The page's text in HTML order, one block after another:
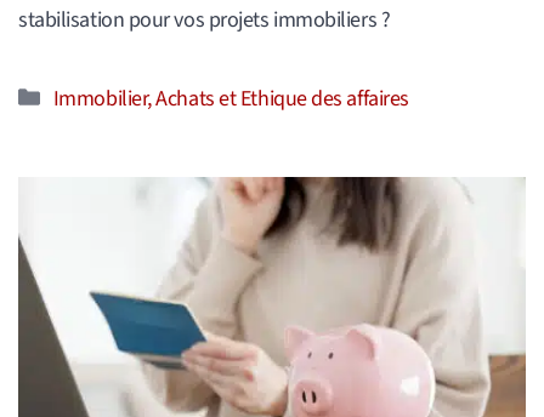
stabilisation pour vos projets immobiliers ?
Catégories
Immobilier, Achats et Ethique des affaires